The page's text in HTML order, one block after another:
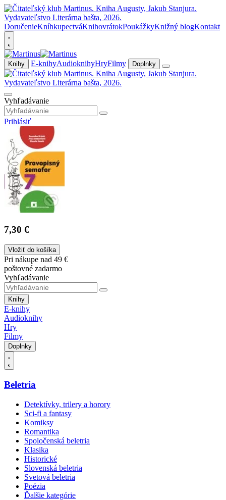
DoručenieKníhkupectváKnihovrátokPoukážkyKnižný blogKontakt
Knihy E-knihyAudioknihyHryFilmy Doplnky
Vyhľadávanie
Prihlásiť
7,30 €
Vložiť do košíka
Pri nákupe nad 49 €
poštovné zadarmo
Vyhľadávanie
Knihy
E-knihy
Audioknihy
Hry
Filmy
Doplnky
Beletria
Detektívky, trilery a horory
Sci-fi a fantasy
Komiksy
Romantika
Spoločenská beletria
Klasika
Historické
Slovenská beletria
Svetová beletria
Poézia
Ďalšie kategórie